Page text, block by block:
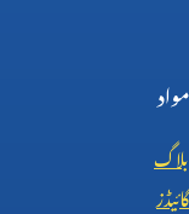
مواد
بلاگ
گائیڈز